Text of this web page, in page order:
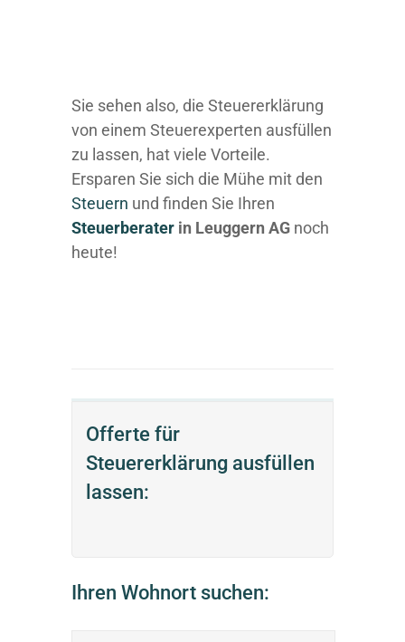
Offerte für
Steuererklärung ausfüllen
lassen:
Ihren Wohnort suchen:
Sie sehen also, die Steuererklärung
von einem Steuerexperten ausfüllen
zu lassen, hat viele Vorteile.
Ersparen Sie sich die Mühe mit den
Steuern und finden Sie Ihren
Steuerberater in Leuggern AG noch
heute!